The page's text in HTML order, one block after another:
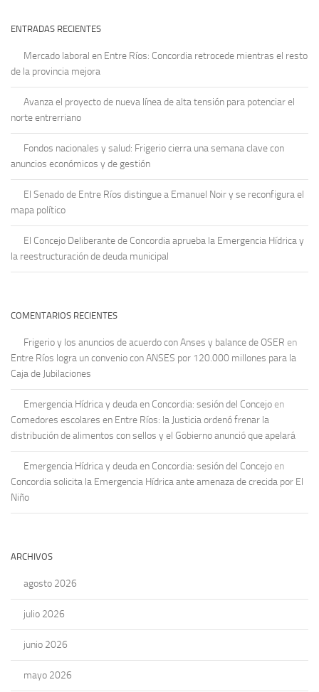
ENTRADAS RECIENTES
Mercado laboral en Entre Ríos: Concordia retrocede mientras el resto
de la provincia mejora
Avanza el proyecto de nueva línea de alta tensión para potenciar el
norte entrerriano
Fondos nacionales y salud: Frigerio cierra una semana clave con
anuncios económicos y de gestión
El Senado de Entre Ríos distingue a Emanuel Noir y se reconfigura el
mapa político
El Concejo Deliberante de Concordia aprueba la Emergencia Hídrica y
la reestructuración de deuda municipal
COMENTARIOS RECIENTES
Frigerio y los anuncios de acuerdo con Anses y balance de OSER en
Entre Ríos logra un convenio con ANSES por 120.000 millones para la
Caja de Jubilaciones
Emergencia Hídrica y deuda en Concordia: sesión del Concejo en
Comedores escolares en Entre Ríos: la Justicia ordenó frenar la
distribución de alimentos con sellos y el Gobierno anunció que apelará
Emergencia Hídrica y deuda en Concordia: sesión del Concejo en
Concordia solicita la Emergencia Hídrica ante amenaza de crecida por El
Niño
ARCHIVOS
agosto 2026
julio 2026
junio 2026
mayo 2026